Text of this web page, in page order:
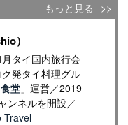
もっと見る
）
タイ国内旅行会
発タイ料理グル
堂」運営／2019
ンネルを開設／
Travel